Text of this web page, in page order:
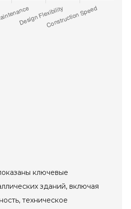
ключевые
зданий, включая
техническое